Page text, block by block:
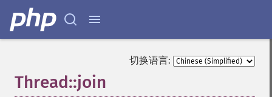
切换语言:
Thread::join